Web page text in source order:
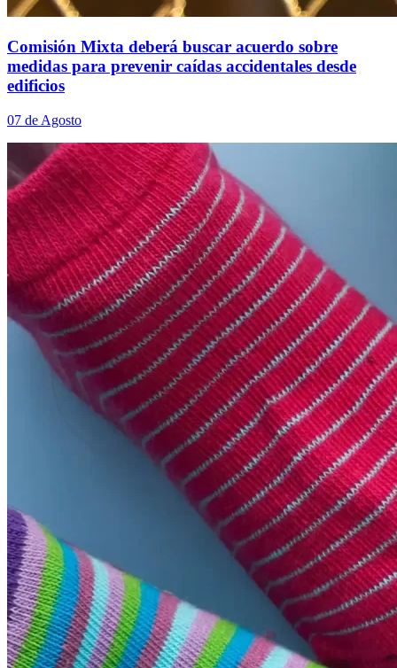
Comisión Mixta deberá buscar acuerdo sobre
medidas para prevenir caídas accidentales desde
edificios
07 de Agosto